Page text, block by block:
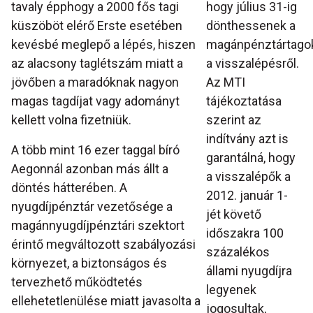
hogy július 31-ig
dönthessenek a
a visszalépésről.
Az MTI
tájékoztatása
szerint az
indítvány azt is
garantálná, hogy
a visszalépők a
2012. január 1-
jét követő
időszakra 100
százalékos
állami nyugdíjra
legyenek
jogosultak,
tavaly épphogy a 2000 fős tagi
küszöböt elérő Erste esetében
kevésbé meglepő a lépés, hiszen
az alacsony taglétszám miatt a
jövőben a maradóknak nagyon
magas tagdíjat vagy adományt
kellett volna fizetniük.
A több mint 16 ezer taggal bíró
Aegonnál azonban más állt a
döntés hátterében. A
nyugdíjpénztár vezetősége a
magánnyugdíjpénztári szektort
érintő megváltozott szabályozási
környezet, a biztonságos és
tervezhető működtetés
ellehetetlenülése miatt javasolta a